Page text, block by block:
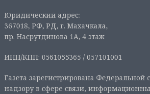
Юридический адрес:
367018, РФ, РД, г. Махачкала,
пр. Насрутдинова 1А, 4 этаж
ИНН/КПП: 0561055365 / 057101001
Газета зарегистрирована Федеральной
надзору в сфере связи,